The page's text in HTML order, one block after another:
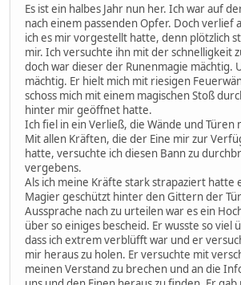
Es ist ein halbes Jahr nun her. Ich war auf
nach einem passenden Opfer. Doch verlief
ich es mir vorgestellt hatte, denn plötzlich
mir. Ich versuchte ihn mit der schnelligkeit
doch war dieser der Runenmagie mächtig.
mächtig. Er hielt mich mit riesigen
schoss mich mit einem magischen Stoß
hinter mir geöffnet hatte.
Ich fiel in ein Verließ, die Wände und Türen
Mit allen Kräften, die der Eine mir zur
hatte, versuchte ich diesen Bann zu
vergebens.
Als ich meine Kräfte stark strapaziert hatte
Magier geschützt hinter den Gittern der
Aussprache nach zu urteilen war es ein
über so einiges bescheid. Er wusste so viel
dass ich extrem verblüfft war und er
mir heraus zu holen. Er versuchte mit
meinen Verstand zu brechen und an die